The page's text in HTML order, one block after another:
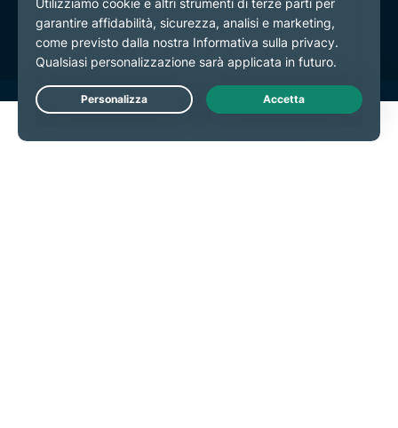
Preferenze cookie
Live Chat